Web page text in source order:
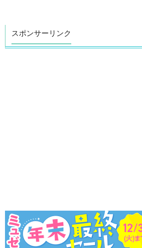
スポンサーリンク